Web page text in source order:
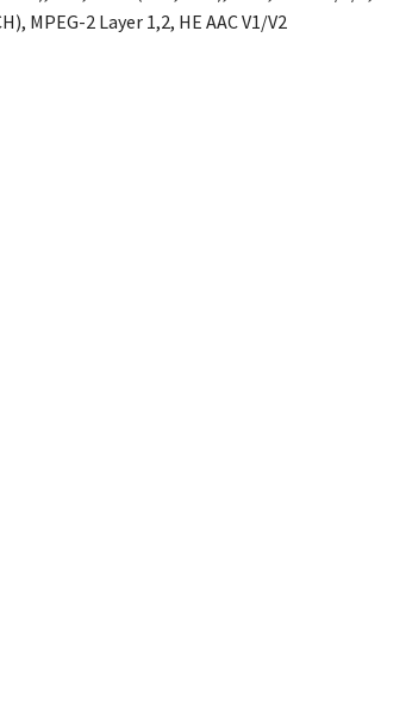
MPEG-2 Layer 1,2, HE AAC V1/V2